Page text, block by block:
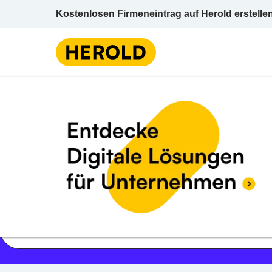
Kostenlosen Firmeneintrag auf Herold